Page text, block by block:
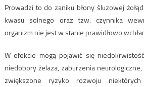
Prowadzi to do zaniku błony śluzowej
kwasu solnego oraz tzw. czynnika
organizm nie jest w stanie prawidłowo
W efekcie mogą pojawić się
niedobory żelaza, zaburzenia
zwiększone ryzyko rozwoju niektórych